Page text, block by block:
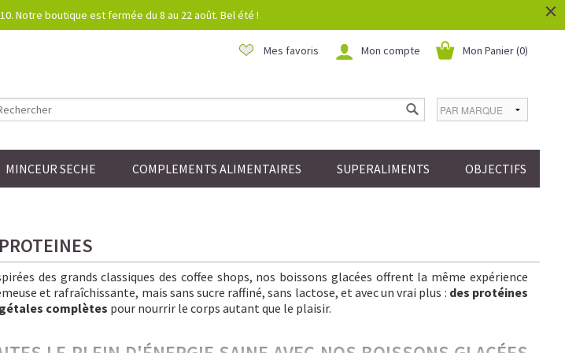
Notre boutique est fermée du 8 au 22 août. Bel été ! ×
Mon Panier (0)
Mon compte
Mes favoris
MINCEUR SECHE COMPLEMENTS ALIMENTAIRES SUPERALIMENTS OBJECTIFS
des grands classiques des coffee shops, nos boissons glacées offrent la même expérience
et rafraîchissante, mais sans sucre raffiné, sans lactose, et avec un vrai plus : des protéines
complètes pour nourrir le corps autant que le plaisir.